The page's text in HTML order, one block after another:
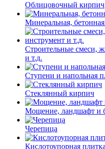
Облицовочный кирпич
Минеральная,
Строительные смеси,
и т.д.
Ступени и напольная
Cтеклянный кирпич
Мощение, ландшафт и
Черепица
Кислотоупорная